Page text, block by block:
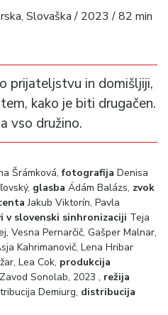
Slovaška / 2023 / 82 min
prijateljstvu in domišljiji,
kako je biti drugačen.
vso družino.
Šrámková,fotografija Denisa
glasba Ádám Balázs, zvok
Jakub Viktorín, Pavla
v slovenski sinhronizaciji Teja
Vesna Pernarčič, Gašper Malnar,
Kahrimanovič, Lena Hribar
Lea Cok, produkcija
Zavod Sonolab, 2023 , režija
Demiurg, distribucija